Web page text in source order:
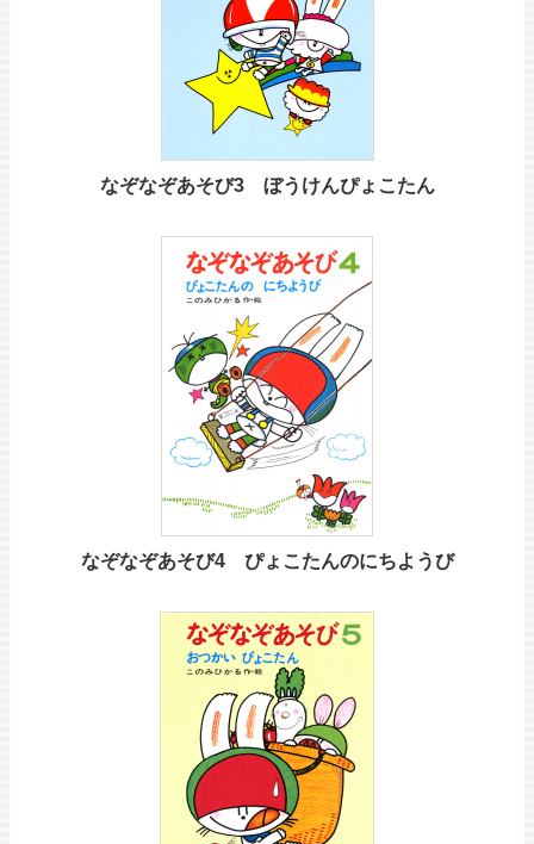
なぞなぞあそび3 ぼうけんぴょこたん
なぞなぞあそび4 ぴょこたんのにちようび